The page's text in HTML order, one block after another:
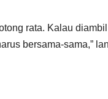
rata. Kalau
bersama-sama,”